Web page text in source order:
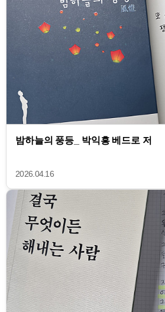
밤하늘의 풍등_ 박익흥 베드로 저
2026.04.16